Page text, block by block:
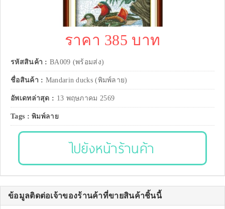
ราคา 385 บาท
รหัสสินค้า : BA009 (พร้อมส่ง)
ชื่อสินค้า : Mandarin ducks (พิมพ์ลาย)
อัพเดทล่าสุด : 13 พฤษภาคม 2569
Tags :พิมพ์ลาย
ไปยังหน้าร้านค้า
ข้อมูลติดต่อเจ้าของร้านค้าที่ขายสินค้าชิ้นนี้